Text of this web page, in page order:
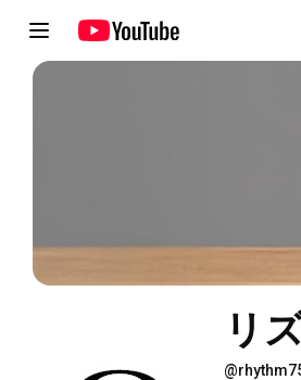
リ